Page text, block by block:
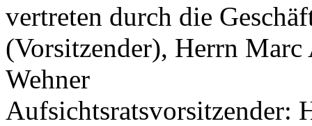
vertreten durch die
(Vorsitzender), Herrn
Wehner
Aufsichtsratsvorsitzender: